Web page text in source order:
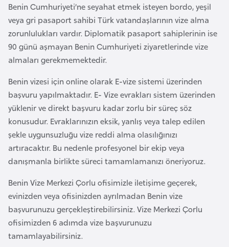
Benin Cumhuriyeti’ne seyahat etmek isteyen bordo, yeşil
veya gri pasaport sahibi Türk vatandaşlarının vize alma
zorunlulukları vardır. Diplomatik pasaport sahiplerinin ise
90 günü aşmayan Benin Cumhuriyeti ziyaretlerinde vize
almaları gerekmemektedir.
Benin vizesi için online olarak E-vize sistemi üzerinden
başvuru yapılmaktadır. E- Vize evrakları sistem üzerinden
yüklenir ve direkt başvuru kadar zorlu bir süreç söz
konusudur. Evraklarınızın eksik, yanlış veya talep edilen
şekle uygunsuzluğu vize reddi alma olasılığınızı
artıracaktır. Bu nedenle profesyonel bir ekip veya
danışmanla birlikte süreci tamamlamanızı öneriyoruz.
Benin Vize Merkezi Çorlu ofisimizle iletişime geçerek,
evinizden veya ofisinizden ayrılmadan Benin vize
başvurunuzu gerçekleştirebilirsiniz. Vize Merkezi Çorlu
ofisimizden 6 adımda vize başvurunuzu
tamamlayabilirsiniz.
e
r
b
a
y
c
a
n
B
a
h
e
y
n